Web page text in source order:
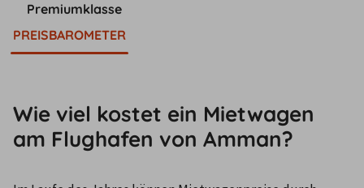
Premiumklasse
PREISBAROMETER
Wie viel kostet ein Mietwagen
am Flughafen von Amman?